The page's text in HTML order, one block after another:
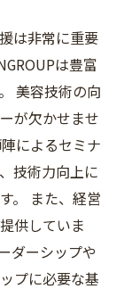
は非常に重要
は豊富
美容技術の向
が欠かせませ
によるセミナ
技術力向上に
。 また、経営
供していま
ダーシップや
プに必要な基